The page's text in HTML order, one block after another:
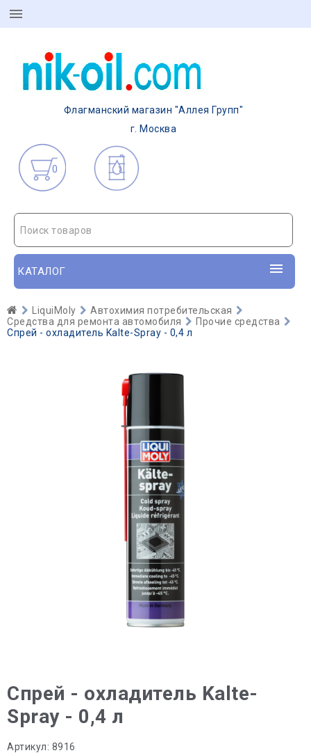
Флагманский магазин "Аллея Групп"
г. Москва
0
Поиск товаров
КАТАЛОГ
LiquiMoly
Автохимия потребительская
Средства для ремонта автомобиля
Прочие средства
Спрей - охладитель Kalte-Spray - 0,4 л
Спрей - охладитель Kalte-
Spray - 0,4 л
Артикул: 8916